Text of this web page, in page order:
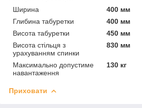
Ширина
400 мм
Глибина табуретки
400 мм
Висота табуретки
450 мм
Висота стільця з
урахуванням спинки
830 мм
Максимально допустиме
навантаження
130 кг
Приховати